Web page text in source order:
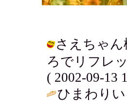
さえちゃ
ろでリフレ
( 2002-09-13
ひまわり